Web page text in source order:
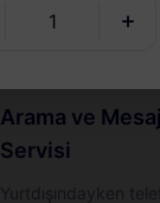
Arama ve
Servisi